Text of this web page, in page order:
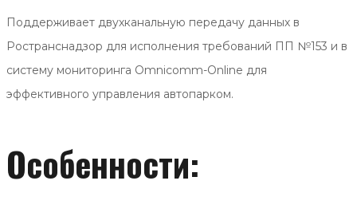
Поддерживает двухканальную передачу данных в
Ространснадзор для исполнения требований ПП №153 и в
систему мониторинга Omnicomm-Online для
эффективного управления автопарком.
Особенности: